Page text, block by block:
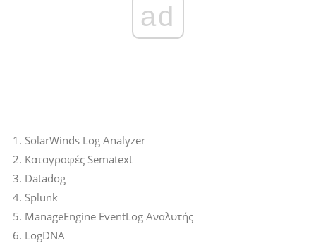
ad
SolarWinds Log Analyzer
Καταγραφές Sematext
Datadog
Splunk
ManageEngine EventLog Αναλυτής
LogDNA